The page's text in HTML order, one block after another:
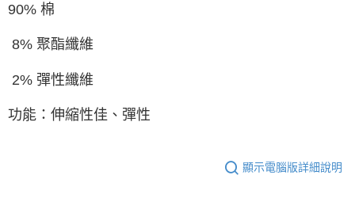
90% 棉
8% 聚酯纖維
2% 彈性纖維
功能：伸縮性佳、彈性
顯示電腦版詳細說明